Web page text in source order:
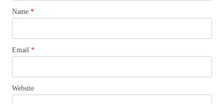
Name *
Email *
Website